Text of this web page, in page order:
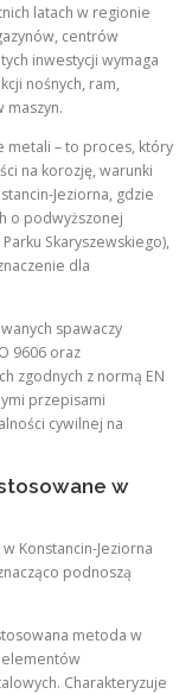
latach w regionie
centrów
inwestycji wymaga
nośnych, ram,
maszyn.
metali – to proces, który
na korozję, warunki
Jeziorna, gdzie
o podwyższonej
Skaryszewskiego),
dla
spawaczy
9606 oraz
zgodnych z normą EN
przepisami
cywilnej na
w
Konstancin-Jeziorna
podnoszą
metoda w
Charakteryzuje